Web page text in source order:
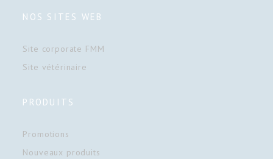
NOS SITES WEB
Site corporate FMM
Site vétérinaire
PRODUITS
Promotions
Nouveaux produits